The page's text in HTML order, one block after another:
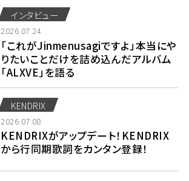
インタビュー
2026.07.24
「これがJinmenusagiですよ」本当にや
りたいことだけを詰め込んだアルバム
「ALXVE」を語る
KENDRIX
2026.07.08
KENDRIXがアップデート！KENDRIX
から行同期歌詞をカンタン登録！